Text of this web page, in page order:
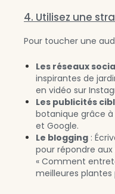
4. Utilisez une
Pour toucher une
Les réseaux
inspirantes de
en vidéo sur
Les publicités
botanique grâce
et Google.
Le blogging :
pour répondre
« Comment
meilleures plantes